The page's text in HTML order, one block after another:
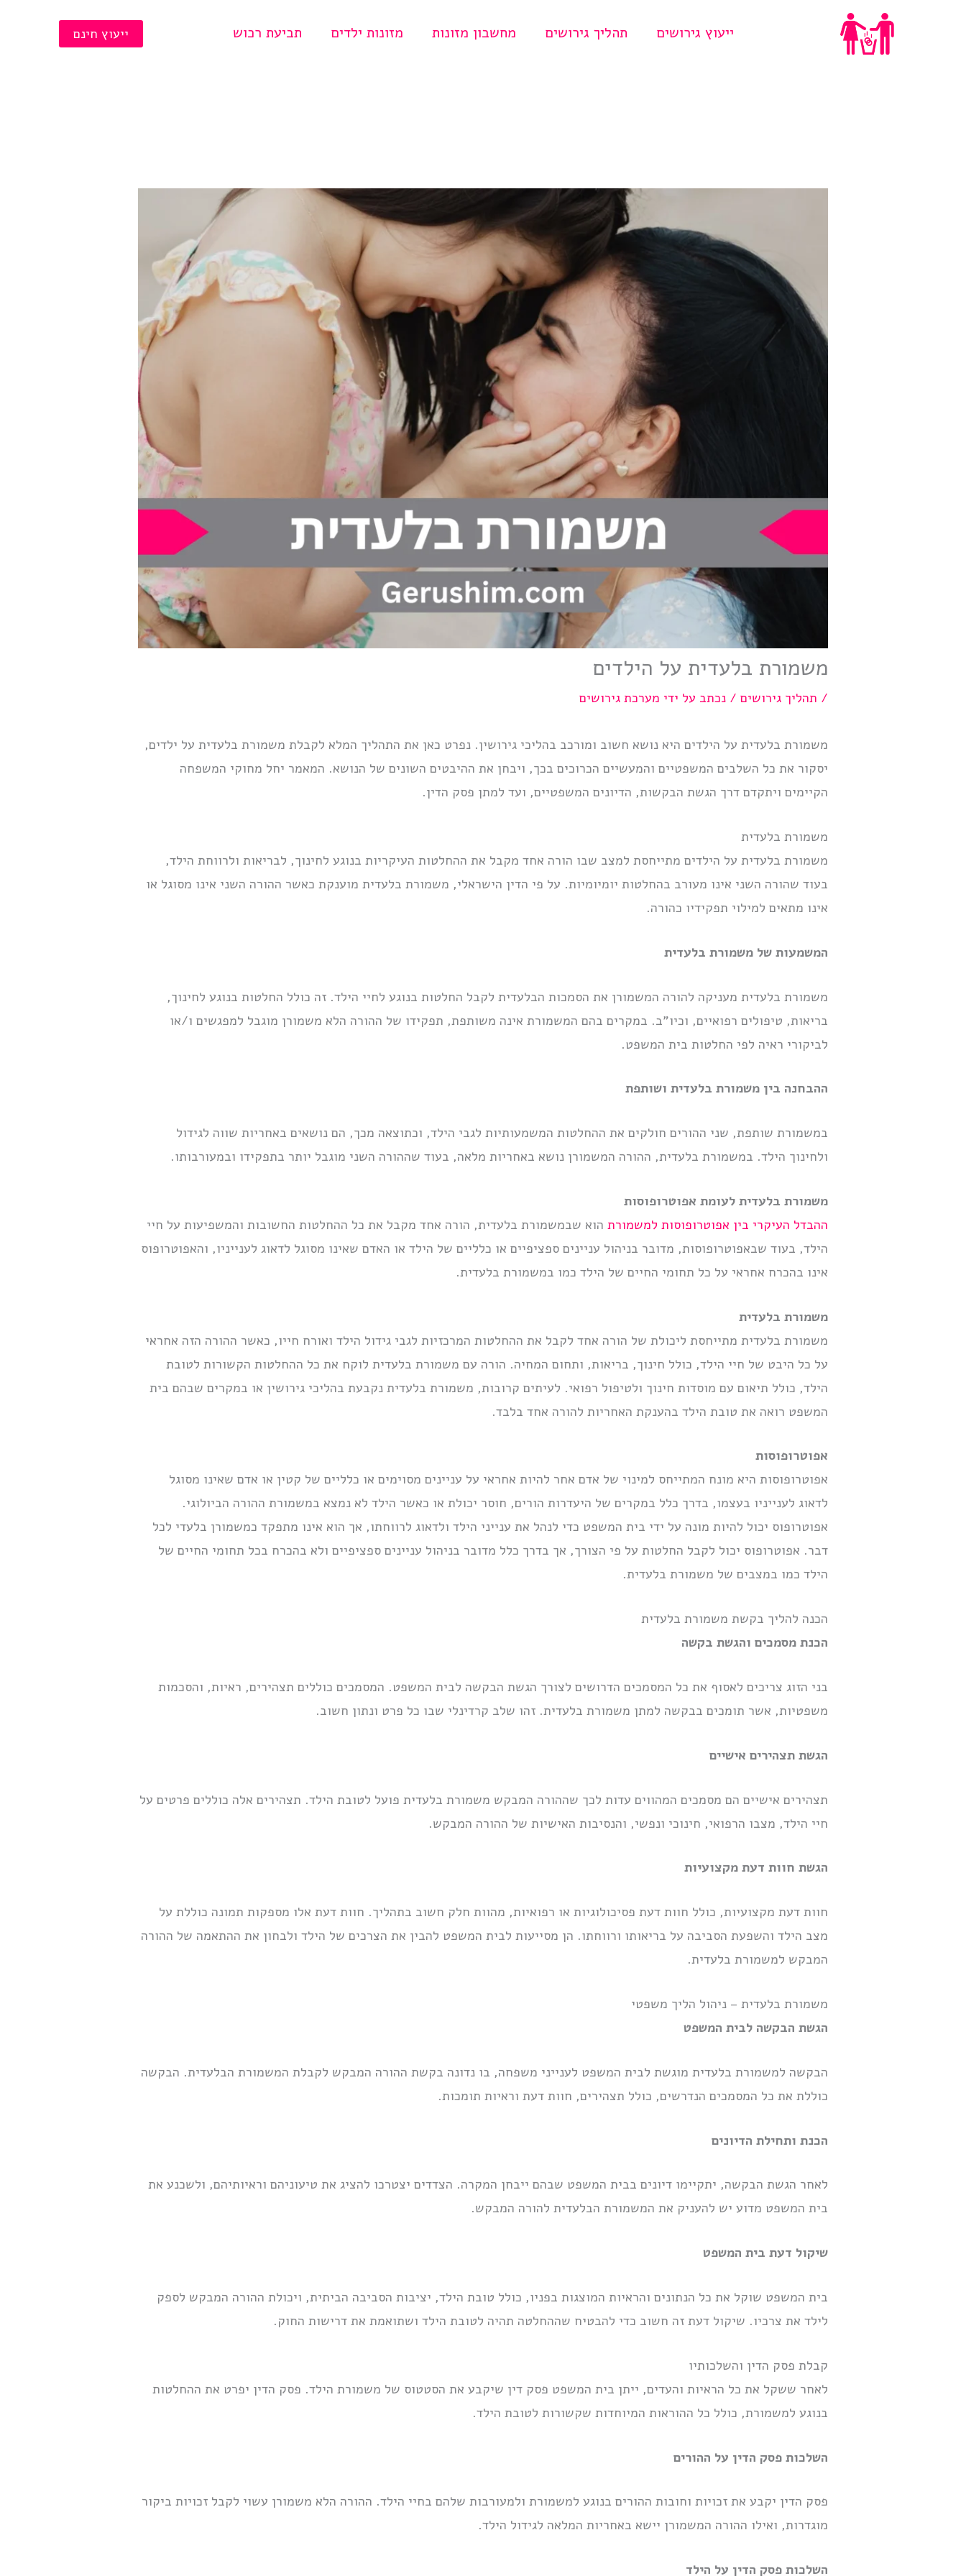
ייעוץ גירושים תהליך גירושים מחשבון מזונות מזונות ילדים תביעת רכוש ייעוץ חינם
משמורת בלעדית על הילדים
/ תהליך גירושים / נכתב על ידי מערכת גירושים
משמורת בלעדית על הילדים היא נושא חשוב ומורכב בהליכי גירושין. נפרט כאן את התהליך המלא לקבלת משמורת בלעדית על ילדים,
יסקור את כל השלבים המשפטיים והמעשיים הכרוכים בכך, ויבחן את ההיבטים השונים של הנושא. המאמר יחל מחוקי המשפחה
הקיימים ויתקדם דרך הגשת הבקשות, הדיונים המשפטיים, ועד למתן פסק הדין.
משמורת בלעדית
משמורת בלעדית על הילדים מתייחסת למצב שבו הורה אחד מקבל את ההחלטות העיקריות בנוגע לחינוך, לבריאות ולרווחת הילד,
בעוד שהורה השני אינו מעורב בהחלטות יומיומיות. על פי הדין הישראלי, משמורת בלעדית מוענקת כאשר ההורה השני אינו מסוגל או
אינו מתאים למילוי תפקידיו כהורה.
המשמעות של משמורת בלעדית
משמורת בלעדית מעניקה להורה המשמורן את הסמכות הבלעדית לקבל החלטות בנוגע לחיי הילד. זה כולל החלטות בנוגע לחינוך,
בריאות, טיפולים רפואיים, וכיו”ב. במקרים בהם המשמורת אינה משותפת, תפקידו של ההורה הלא משמורן מוגבל למפגשים ו/או
לביקורי ראיה לפי החלטות בית המשפט.
ההבחנה בין משמורת בלעדית ושותפת
במשמורת שותפת, שני ההורים חולקים את ההחלטות המשמעותיות לגבי הילד, וכתוצאה מכך, הם נושאים באחריות שווה לגידול
ולחינוך הילד. במשמורת בלעדית, ההורה המשמורן נושא באחריות מלאה, בעוד שההורה השני מוגבל יותר בתפקידו ובמעורבותו.
משמורת בלעדית לעומת אפוטרופוסות
ההבדל העיקרי בין אפוטרופוסות למשמורת הוא שבמשמורת בלעדית, הורה אחד מקבל את כל ההחלטות החשובות והמשפיעות על חיי
הילד, בעוד שבאפוטרופוסות, מדובר בניהול עניינים ספציפיים או כלליים של הילד או האדם שאינו מסוגל לדאוג לענייניו, והאפוטרופוס
אינו בהכרח אחראי על כל תחומי החיים של הילד כמו במשמורת בלעדית.
משמורת בלעדית
משמורת בלעדית מתייחסת ליכולת של הורה אחד לקבל את ההחלטות המרכזיות לגבי גידול הילד ואורח חייו, כאשר ההורה הזה אחראי
על כל היבט של חיי הילד, כולל חינוך, בריאות, ותחום המחיה. הורה עם משמורת בלעדית לוקח את כל ההחלטות הקשורות לטובת
הילד, כולל תיאום עם מוסדות חינוך ולטיפול רפואי. לעיתים קרובות, משמורת בלעדית נקבעת בהליכי גירושין או במקרים שבהם בית
המשפט רואה את טובת הילד בהענקת האחריות להורה אחד בלבד.
אפוטרופוסות
אפוטרופוסות היא מונח המתייחס למינוי של אדם אחר להיות אחראי על עניינים מסוימים או כלליים של קטין או אדם שאינו מסוגל
לדאוג לענייניו בעצמו, בדרך כלל במקרים של היעדרות הורים, חוסר יכולת או כאשר הילד לא נמצא במשמורת ההורה הביולוגי.
אפוטרופוס יכול להיות מונה על ידי בית המשפט כדי לנהל את ענייני הילד ולדאוג לרווחתו, אך הוא אינו מתפקד כמשמורן בלעדי לכל
דבר. אפוטרופוס יכול לקבל החלטות על פי הצורך, אך בדרך כלל מדובר בניהול עניינים ספציפיים ולא בהכרח בכל תחומי החיים של
הילד כמו במצבים של משמורת בלעדית.
הכנה להליך בקשת משמורת בלעדית
הכנת מסמכים והגשת בקשה
בני הזוג צריכים לאסוף את כל המסמכים הדרושים לצורך הגשת הבקשה לבית המשפט. המסמכים כוללים תצהירים, ראיות, והסכמות
משפטיות, אשר תומכים בבקשה למתן משמורת בלעדית. זהו שלב קרדינלי שבו כל פרט ונתון חשוב.
הגשת תצהירים אישיים
תצהירים אישיים הם מסמכים המהווים עדות לכך שההורה המבקש משמורת בלעדית פועל לטובת הילד. תצהירים אלה כוללים פרטים על
חיי הילד, מצבו הרפואי, חינוכי ונפשי, והנסיבות האישיות של ההורה המבקש.
הגשת חוות דעת מקצועיות
חוות דעת מקצועיות, כולל חוות דעת פסיכולוגיות או רפואיות, מהוות חלק חשוב בתהליך. חוות דעת אלו מספקות תמונה כוללת על
מצב הילד והשפעת הסביבה על בריאותו ורווחתו. הן מסייעות לבית המשפט להבין את הצרכים של הילד ולבחון את ההתאמה של ההורה
המבקש למשמורת בלעדית.
משמורת בלעדית – ניהול הליך משפטי
הגשת הבקשה לבית המשפט
הבקשה למשמורת בלעדית מוגשת לבית המשפט לענייני משפחה, בו נדונה בקשת ההורה המבקש לקבלת המשמורת הבלעדית. הבקשה
כוללת את כל המסמכים הנדרשים, כולל תצהירים, חוות דעת וראיות תומכות.
הכנת ותחילת הדיונים
לאחר הגשת הבקשה, יתקיימו דיונים בבית המשפט שבהם ייבחן המקרה. הצדדים יצטרכו להציג את טיעוניהם וראיותיהם, ולשכנע את
בית המשפט מדוע יש להעניק את המשמורת הבלעדית להורה המבקש.
שיקול דעת בית המשפט
בית המשפט שוקל את כל הנתונים והראיות המוצגות בפניו, כולל טובת הילד, יציבות הסביבה הביתית, ויכולת ההורה המבקש לספק
לילד את צרכיו. שיקול דעת זה חשוב כדי להבטיח שההחלטה תהיה לטובת הילד ושתואמת את דרישות החוק.
קבלת פסק הדין והשלכותיו
לאחר ששקל את כל הראיות והעדים, ייתן בית המשפט פסק דין שיקבע את הסטטוס של משמורת הילד. פסק הדין יפרט את ההחלטות
בנוגע למשמורת, כולל כל ההוראות המיוחדות שקשורות לטובת הילד.
השלכות פסק הדין על ההורים
פסק הדין יקבע את זכויות וחובות ההורים בנוגע למשמורת ולמעורבות שלהם בחיי הילד. ההורה הלא משמורן עשוי לקבל זכויות ביקור
מוגדרות, ואילו ההורה המשמורן יישא באחריות המלאה לגידול הילד.
השלכות פסק הדין על הילד